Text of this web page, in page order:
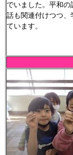
でいました。平和の
話も関連付けつつ、
ています。